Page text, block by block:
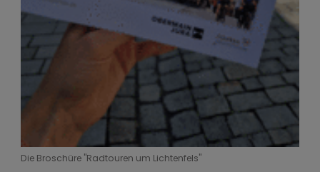
Die Broschüre "Radtouren um Lichtenfels"